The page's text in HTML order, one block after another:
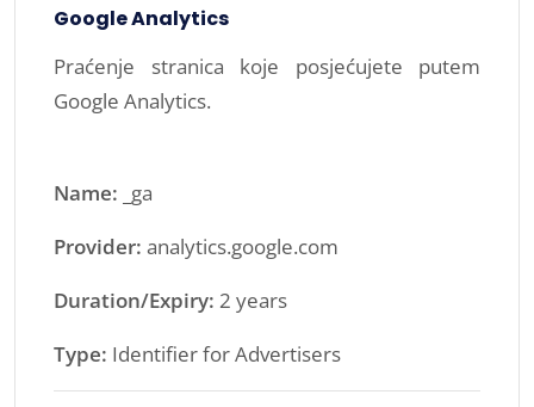
Google Analytics
Praćenje stranica koje posjećujete putem
Google Analytics.
Name: _ga
Provider: analytics.google.com
Duration/Expiry: 2 years
Type: Identifier for Advertisers